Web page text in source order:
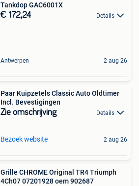
Tankdop GAC6001X
€ 172,24 Details
Antwerpen 2 aug 26
Paar Kuipzetels Classic Auto Oldtimer
Incl. Bevestigingen
Zie omschrijving Details
Bezoek website 2 aug 26
Grille CHROME Original TR4 Triumph
4Ch07 07201928 oem 902687